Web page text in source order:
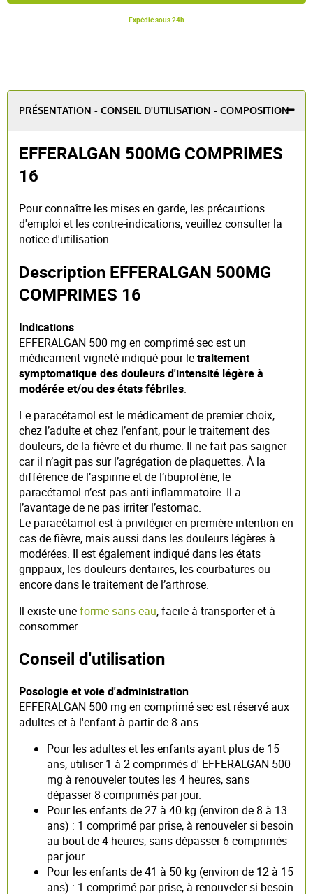
Expédié sous 24h
PRÉSENTATION - CONSEIL D'UTILISATION - COMPOSITION
EFFERALGAN 500MG COMPRIMES
16
Pour connaître les mises en garde, les précautions
d'emploi et les contre-indications, veuillez consulter la
notice d'utilisation.
Description EFFERALGAN 500MG
COMPRIMES 16
Indications
EFFERALGAN 500 mg en comprimé sec est un
médicament vigneté indiqué pour letraitement
symptomatique des douleurs d'intensité légère à
modérée et/ou des états fébriles.
Le paracétamol est le médicament de premier choix,
chez l’adulte et chez l’enfant, pour le traitement des
douleurs, de la fièvre et du rhume. Il ne fait pas saigner
car il n’agit pas sur l’agrégation de plaquettes. À la
différence de l’aspirine et de l’ibuprofène, le
paracétamol n’est pas anti-inflammatoire. Il a
l’avantage de ne pas irriter l’estomac.
Le paracétamol est à privilégier en première intention en
cas de fièvre, mais aussi dans les douleurs légères à
modérées. Il est également indiqué dans les états
grippaux, les douleurs dentaires, les courbatures ou
encore dans le traitement de l’arthrose.
Il existe uneforme sans eau, facile à transporter et à
consommer.
Conseil d'utilisation
Posologie et voie d'administration
EFFERALGAN 500 mg en comprimé sec est réservé aux
adultes et à l'enfant à partir de 8 ans.
Pour les adultes et les enfants ayant plus de 15
ans, utiliser 1 à 2 comprimés d' EFFERALGAN 500
mg à renouveler toutes les 4 heures, sans
dépasser 8 comprimés par jour.
Pour les enfants de 27 à 40 kg (environ de 8 à 13
ans) : 1 comprimé par prise, à renouveler si besoin
au bout de 4 heures, sans dépasser 6 comprimés
par jour.
Pour les enfants de 41 à 50 kg (environ de 12 à 15
ans) : 1 comprimé par prise, à renouveler si besoin